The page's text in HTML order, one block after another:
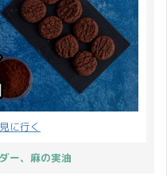
に行く
ー、麻の実油